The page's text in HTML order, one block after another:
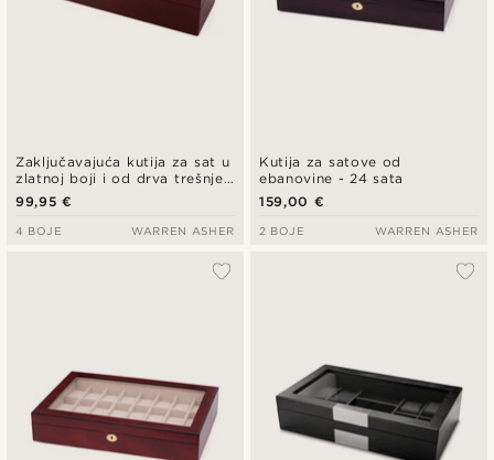
Zaključavajuća kutija za sat u
zlatnoj boji i od drva trešnje -
6 satova
99,95 €
4 BOJE WARREN ASHER
Kutija za satove od
ebanovine - 24 sata
159,00 €
2 BOJE WARREN ASHER